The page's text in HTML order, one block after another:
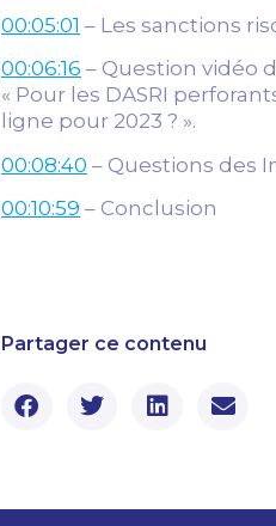
00:05:01 – Les sanctions
00:06:16 – Question vidéo
« Pour les DASRI
ligne pour 2023 ? ».
00:08:40 – Questions des
00:10:59 – Conclusion
Partager ce contenu